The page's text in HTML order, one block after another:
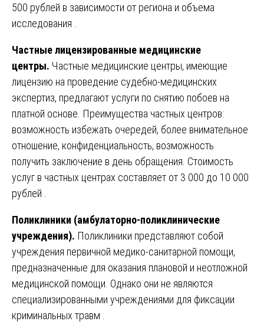
500 рублей в зависимости от региона и объема
исследования .
Частные лицензированные медицинские
центры. Частные медицинские центры, имеющие
лицензию на проведение судебно-медицинских
экспертиз, предлагают услуги по снятию побоев на
платной основе. Преимущества частных центров:
возможность избежать очередей, более внимательное
отношение, конфиденциальность, возможность
получить заключение в день обращения. Стоимость
услуг в частных центрах составляет от 3 000 до 10 000
рублей .
Поликлиники (амбулаторно-поликлинические
учреждения). Поликлиники представляют собой
учреждения первичной медико-санитарной помощи,
предназначенные для оказания плановой и неотложной
медицинской помощи. Однако они не являются
специализированными учреждениями для фиксации
криминальных травм .